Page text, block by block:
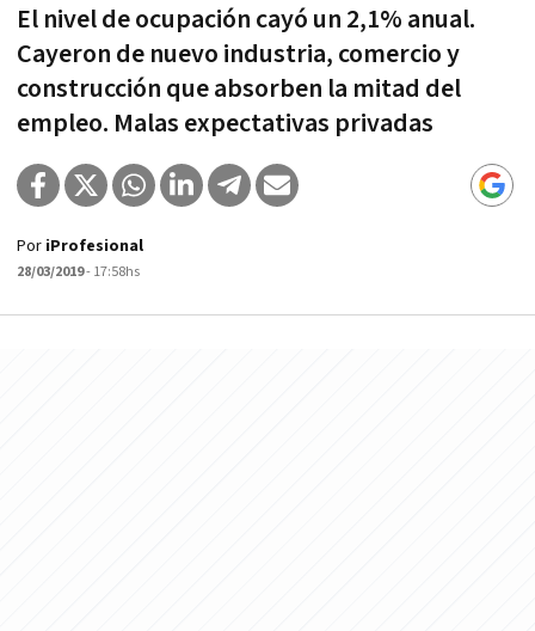
El nivel de ocupación cayó un 2,1% anual.
Cayeron de nuevo industria, comercio y
construcción que absorben la mitad del
empleo. Malas expectativas privadas
Por iProfesional
28/03/2019- 17:58hs